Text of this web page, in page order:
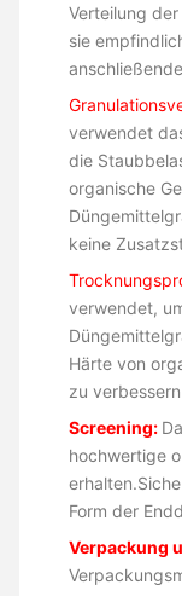
Verteilung
sie
verwendet
die
organische
keine
verwendet,
Härte von
zu
Screening:
hochwertige
Form der
Verpackung